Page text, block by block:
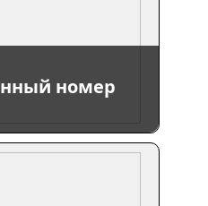
номер